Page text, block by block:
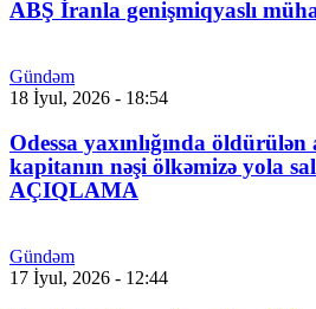
ABŞ İranla genişmiqyaslı
Gündəm
18 İyul, 2026 - 18:54
Odessa yaxınlığında öldürülən
kapitanın nəşi ölkəmizə yola
AÇIQLAMA
Gündəm
17 İyul, 2026 - 12:44